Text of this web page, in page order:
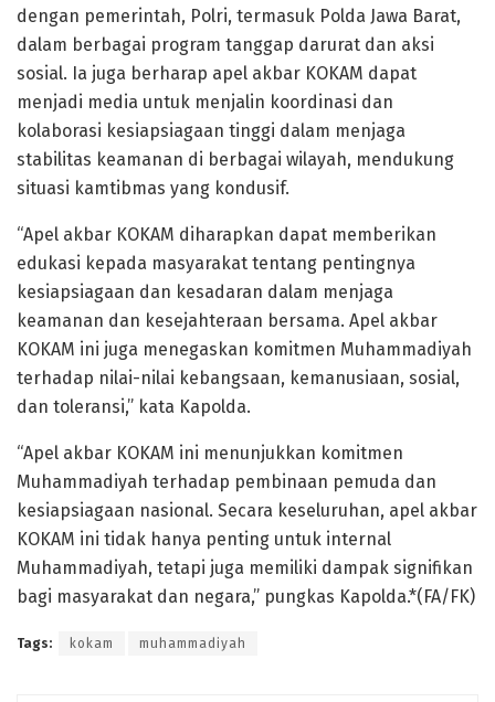
dengan pemerintah, Polri, termasuk Polda Jawa Barat,
dalam berbagai program tanggap darurat dan aksi
sosial. Ia juga berharap apel akbar KOKAM dapat
menjadi media untuk menjalin koordinasi dan
kolaborasi kesiapsiagaan tinggi dalam menjaga
stabilitas keamanan di berbagai wilayah, mendukung
situasi kamtibmas yang kondusif.
“Apel akbar KOKAM diharapkan dapat memberikan
edukasi kepada masyarakat tentang pentingnya
kesiapsiagaan dan kesadaran dalam menjaga
keamanan dan kesejahteraan bersama. Apel akbar
KOKAM ini juga menegaskan komitmen Muhammadiyah
terhadap nilai-nilai kebangsaan, kemanusiaan, sosial,
dan toleransi,” kata Kapolda.
“Apel akbar KOKAM ini menunjukkan komitmen
Muhammadiyah terhadap pembinaan pemuda dan
kesiapsiagaan nasional. Secara keseluruhan, apel akbar
KOKAM ini tidak hanya penting untuk internal
Muhammadiyah, tetapi juga memiliki dampak signifikan
bagi masyarakat dan negara,” pungkas Kapolda.*(FA/FK)
Tags: kokam muhammadiyah